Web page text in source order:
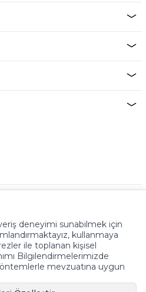
Hakkı Saklıdır.
deneyimi sunabilmek için
kullanmaya
ile toplanan kişisel
Bilgilendirmelerimizde
mevzuatına uygun